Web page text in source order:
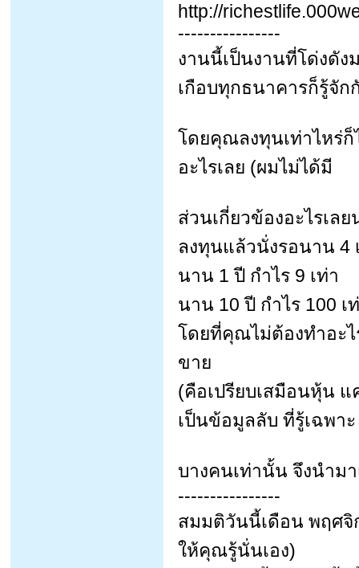
http://
----------------
งานนี้เป็นงานที่โด่งดัง
เกือบทุกธนาคารก็รู้จัก
โดยคุณลงทุนเท่าไหร่ก็
อะไรเลย (ผมไม่ได้มี
ส่วนเกี่ยวข้องอะไรเล
ลงทุนแล้วนั่งรอนาน 4
นาน 1 ปี กำไร 9 เท่า
นาน 10 ปี กำไร 100 เ
โดยที่คุณไม่ต้องทำอะ
ขาย
(คือเปรียบเสมือนหุ้น
เป็นข้อมูลลับ ที่รู้เฉพาะ
บางคนเท่านั้น จึงนำม
----------------
สมมติวันนี้เดือน พฤศ
ให้คุณรู้นั่นเอง)